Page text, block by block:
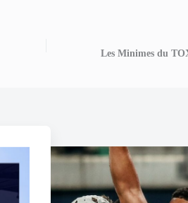
Les Minimes du